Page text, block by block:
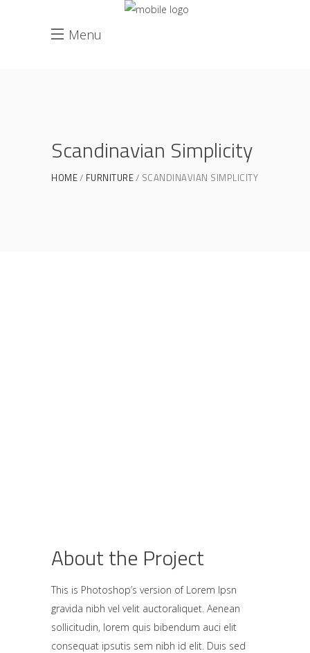
Menu
Scandinavian Simplicity
HOME FURNITURE SCANDINAVIAN SIMPLICITY
About the Project
This is Photoshop’s version of Lorem Ipsn
gravida nibh vel velit auctoraliquet. Aenean
sollicitudin, lorem quis bibendum auci elit
consequat ipsutis sem nibh id elit. Duis sed